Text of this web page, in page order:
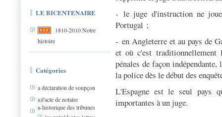
LE BICENTENAIRE
1810-2010 Notre
histoire
Catégories
a déclaration de soupçon
a)l'acte de notaire
a-historique des tribunes
- le juge d'instruction ne
Portugal ;
- en Angleterre et au pays de
et où c'est
pénales de façon
la police dès le début des
L'Espagne est le seul pays
importantes à un juge.